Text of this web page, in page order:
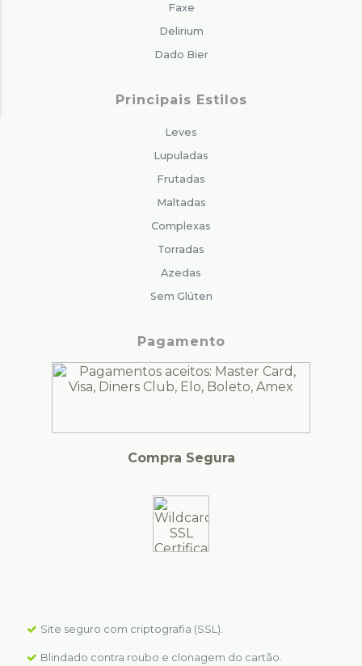
Faxe
Delirium
Dado Bier
Principais Estilos
Leves
Lupuladas
Frutadas
Maltadas
Complexas
Torradas
Azedas
Sem Glúten
Pagamento
Compra Segura
Site seguro com criptografia (SSL).
Blindado contra roubo e clonagem do cartão.